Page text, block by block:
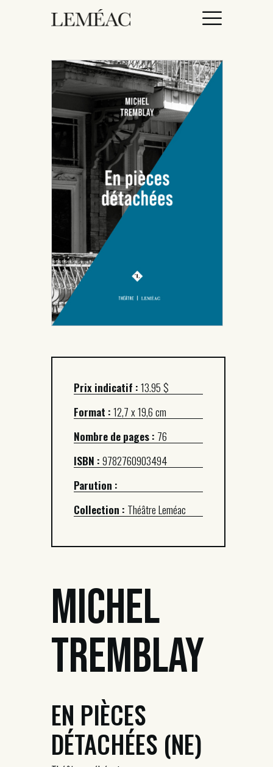
ACCUEIL
CATALOGUE
AUTEURICES
DROITS / RIGHTS
À PROPOS
Prix indicatif :13.95 $
Format :12,7 x 19,6 cm
Nombre de pages : 76
ISBN :9782760903494
Parution :
Collection : Théâtre Leméac
Michel
Tremblay
EN PIÈCES
DÉTACHÉES (NE)